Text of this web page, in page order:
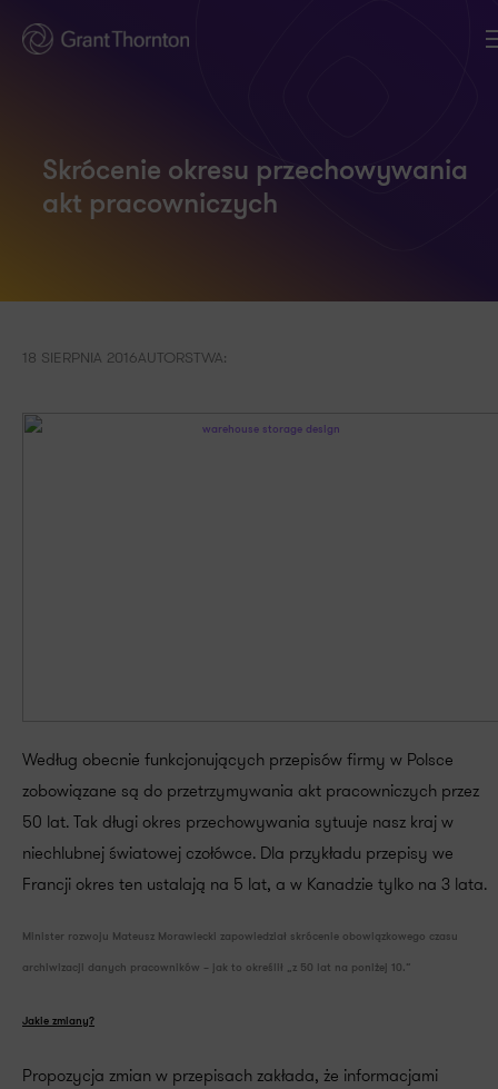
Skrócenie okresu przechowywania
akt pracowniczych
18 SIERPNIA 2016AUTORSTWA:
Według obecnie funkcjonujących przepisów firmy w Polsce
zobowiązane są do przetrzymywania akt pracowniczych przez
50 lat. Tak długi okres przechowywania sytuuje nasz kraj w
niechlubnej światowej czołówce. Dla przykładu przepisy we
Francji okres ten ustalają na 5 lat, a w Kanadzie tylko na 3 lata.
Minister rozwoju Mateusz Morawiecki zapowiedział skrócenie obowiązkowego czasu
archiwizacji danych pracowników – jak to określił „z 50 lat na poniżej 10.”
Jakie zmiany?
Propozycja zmian w przepisach zakłada, że informacjami